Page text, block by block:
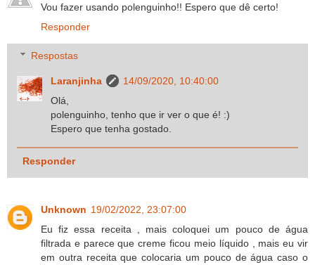
Vou fazer usando polenguinho!! Espero que dê certo!
Responder
Respostas
Laranjinha
14/09/2020, 10:40:00
Olá,
polenguinho, tenho que ir ver o que é! :)
Espero que tenha gostado.
Responder
Unknown 19/02/2022, 23:07:00
Eu fiz essa receita , mais coloquei um pouco de água
filtrada e parece que creme ficou meio líquido , mais eu vir
em outra receita que colocaria um pouco de água caso o